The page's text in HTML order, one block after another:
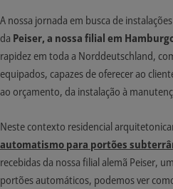
A nossa jornada em busca de
da Peiser, a nossa filial em
rapidez em toda a Norddeutschland,
equipados, capazes de oferecer ao
ao orçamento, da instalação à
Neste contexto residencial
automatismo para portões
recebidas da nossa filial alemã Peiser,
portões automáticos, podemos ver